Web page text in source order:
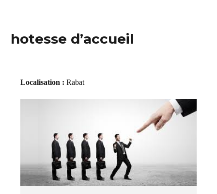
hotesse d’accueil
Localisation : Rabat